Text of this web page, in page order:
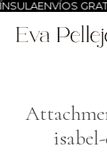
ENVÍOS